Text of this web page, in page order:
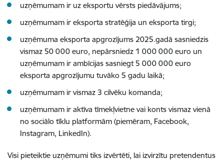
uzņēmumam ir uz eksportu vērsts piedāvājums;
uzņēmumam ir eksporta stratēģija un eksporta tirgi;
uzņēmuma eksporta apgrozījums 2025.gadā sasniedzis
vismaz 50 000 euro, nepārsniedz 1 000 000 euro un
uzņēmumam ir ambīcijas sasniegt 5 000 000 euro
eksporta apgrozījumu tuvāko 5 gadu laikā;
uzņēmumam ir vismaz 3 cilvēku komanda;
uzņēmumam ir aktīva tīmekļvietne vai konts vismaz vienā
no sociālo tīklu platformām (piemēram, Facebook,
Instagram, LinkedIn).
Visi pieteiktie uzņēmumi tiks izvērtēti, lai izvirzītu pretendentus